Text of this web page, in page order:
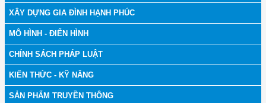
XÂY DỰNG GIA ĐÌNH HẠNH PHÚC
MÔ HÌNH - ĐIỂN HÌNH
CHÍNH SÁCH PHÁP LUẬT
KIẾN THỨC - KỸ NĂNG
SẢN PHẨM TRUYỀN THÔNG